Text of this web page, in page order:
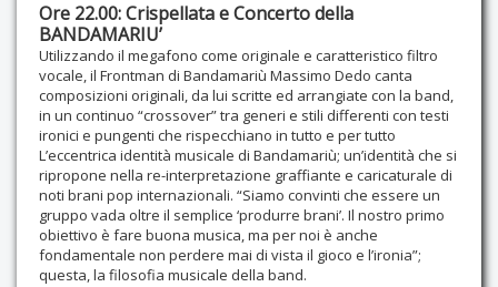
Ore 22.00: Crispellata e Concerto della
BANDAMARIU’
Utilizzando il megafono come originale e caratteristico filtro
vocale, il Frontman di Bandamariù Massimo Dedo canta
composizioni originali, da lui scritte ed arrangiate con la band,
in un continuo “crossover” tra generi e stili differenti con testi
ironici e pungenti che rispecchiano in tutto e per tutto
L’eccentrica identità musicale di Bandamariù; un’identità che si
ripropone nella re-interpretazione graffiante e caricaturale di
noti brani pop internazionali. “Siamo convinti che essere un
gruppo vada oltre il semplice ‘produrre brani’. Il nostro primo
obiettivo è fare buona musica, ma per noi è anche
fondamentale non perdere mai di vista il gioco e l’ironia”;
questa, la filosofia musicale della band.